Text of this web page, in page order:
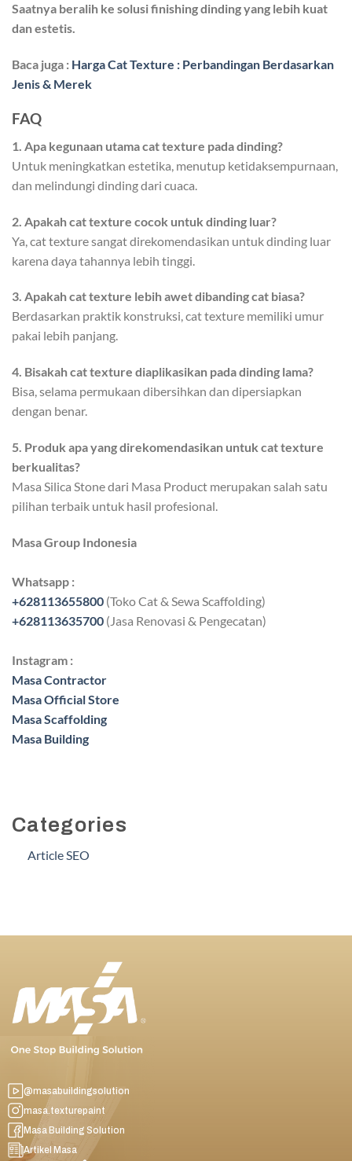
Saatnya beralih ke solusi finishing dinding yang lebih kuat
dan estetis.
Baca juga : Harga Cat Texture : Perbandingan Berdasarkan
Jenis & Merek
FAQ
1. Apa kegunaan utama cat texture pada dinding?
Untuk meningkatkan estetika, menutup ketidaksempurnaan,
dan melindungi dinding dari cuaca.
2. Apakah cat texture cocok untuk dinding luar?
Ya, cat texture sangat direkomendasikan untuk dinding luar
karena daya tahannya lebih tinggi.
3. Apakah cat texture lebih awet dibanding cat biasa?
Berdasarkan praktik konstruksi, cat texture memiliki umur
pakai lebih panjang.
4. Bisakah cat texture diaplikasikan pada dinding lama?
Bisa, selama permukaan dibersihkan dan dipersiapkan
dengan benar.
5. Produk apa yang direkomendasikan untuk cat texture
berkualitas?
Masa Silica Stone dari Masa Product merupakan salah satu
pilihan terbaik untuk hasil profesional.
Masa Group Indonesia
Whatsapp :
+628113655800 (Toko Cat & Sewa Scaffolding)
+628113635700 (Jasa Renovasi & Pengecatan)
Instagram :
Masa Contractor
Masa Official Store
Masa Scaffolding
Masa Building
Categories
Article SEO
@masabuildingsolution
masa.texturepaint
Masa Building Solution
Artikel Masa